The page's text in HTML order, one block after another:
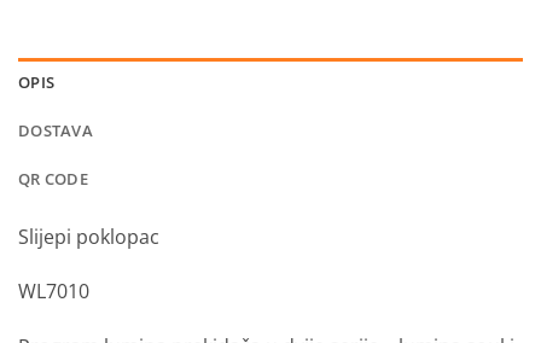
OPIS
DOSTAVA
QR CODE
Slijepi poklopac
WL7010